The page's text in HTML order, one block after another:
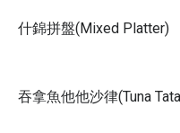
什錦拼盤(Mixed Platter)
吞拿魚他他沙律(Tuna